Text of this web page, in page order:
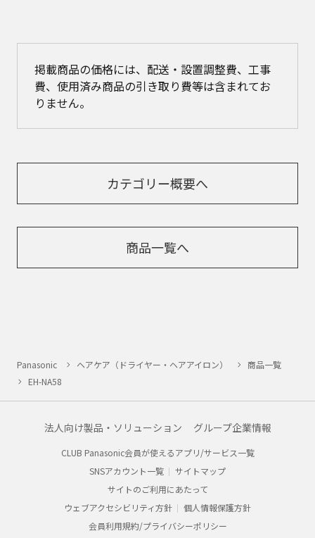
掲載商品の価格には、配送・設置調整費、工事
費、使用済み商品の引き取り費等は含まれてお
りません。
カテゴリー概要へ
商品一覧へ
Panasonic ヘアケア（ドライヤー・ヘアアイロン）
商品一覧
EH-NA58
法人向け製品・ソリューション グループ企業情報
CLUB Panasonic会員が使えるアプリ/サービス一覧
SNSアカウント一覧
サイトマップ
サイトのご利用にあたって
ウェブアクセシビリティ方針
個人情報保護方針
会員利用規約/プライバシーポリシー